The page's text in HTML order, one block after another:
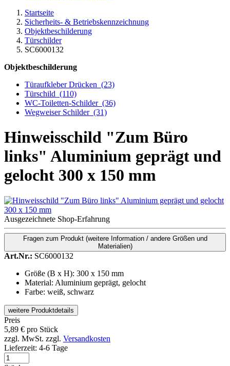
Startseite
Sicherheits- & Betriebskennzeichnung
Objektbeschilderung
Türschilder
SC6000132
Objektbeschilderung
Türaufkleber Drücken (23)
Türschild (110)
WC-Toiletten-Schilder (36)
Wegweiser Schilder (31)
Hinweisschild "Zum Büro
links" Aluminium geprägt und
gelocht 300 x 150 mm
Ausgezeichnete Shop-Erfahrung
Fragen zum Produkt (weitere Information / andere Größen und
Materialien)
Art.Nr.: SC6000132
Größe (B x H): 300 x 150 mm
Material: Aluminium geprägt, gelocht
Farbe: weiß, schwarz
weitere Produktdetails
Preis
5,89 € pro Stück
zzgl. MwSt. zzgl. Versandkosten
Lieferzeit: 4-6 Tage